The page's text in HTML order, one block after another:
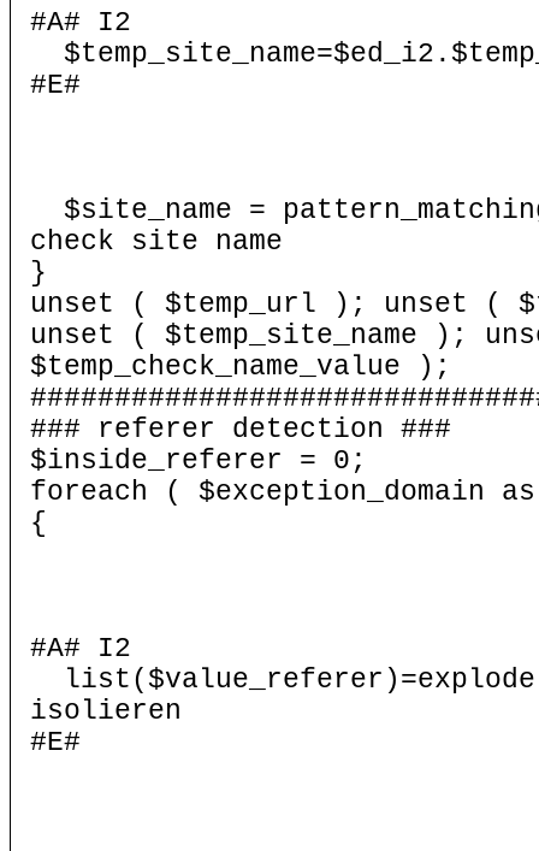
#A# I2
#E#
$site_name =
check site name
}
unset ( $temp_url ); unset (
unset ( $temp_site_name );
$temp_check_name_value );
### referer detection ###
$inside_referer = 0;
foreach ( $exception_domain
{
#A# I2
isolieren
#E#